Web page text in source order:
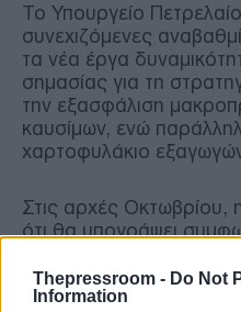
Thepressroom - Do Not
Information
Το Υπουργείο
συνεχιζόμενες
τα νέα έργα
σημασίας για τη
την εξασφάλιση
καυσίμων, ενώ
χαρτοφυλάκιο
Στις αρχές Οκτωβρίου,
ότι θα υπογράψει
κοιτάσματος Majnoon
χώρας.